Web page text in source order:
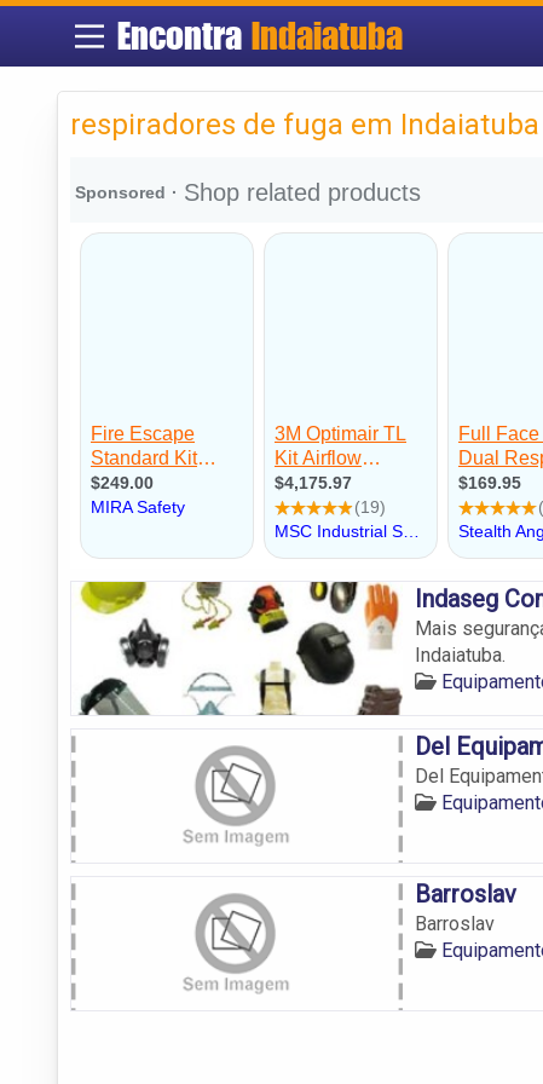
EncontraIndaiatuba
respiradores de fuga em Indaiatuba
Indaseg
Mais
Indaiatuba.
Del
Del
Barroslav
Barroslav